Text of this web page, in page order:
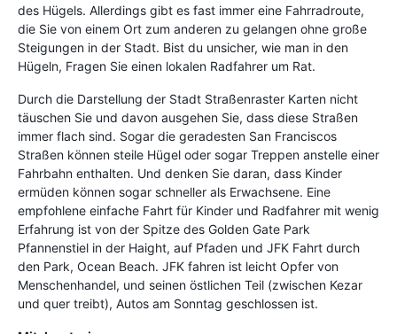
des Hügels. Allerdings gibt es fast immer eine Fahrradroute,
die Sie von einem Ort zum anderen zu gelangen ohne große
Steigungen in der Stadt. Bist du unsicher, wie man in den
Hügeln, Fragen Sie einen lokalen Radfahrer um Rat.
Durch die Darstellung der Stadt Straßenraster Karten nicht
täuschen Sie und davon ausgehen Sie, dass diese Straßen
immer flach sind. Sogar die geradesten San Franciscos
Straßen können steile Hügel oder sogar Treppen anstelle einer
Fahrbahn enthalten. Und denken Sie daran, dass Kinder
ermüden können sogar schneller als Erwachsene. Eine
empfohlene einfache Fahrt für Kinder und Radfahrer mit wenig
Erfahrung ist von der Spitze des Golden Gate Park
Pfannenstiel in der Haight, auf Pfaden und JFK Fahrt durch
den Park, Ocean Beach. JFK fahren ist leicht Opfer von
Menschenhandel, und seinen östlichen Teil (zwischen Kezar
und quer treibt), Autos am Sonntag geschlossen ist.